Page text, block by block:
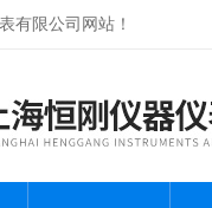
有限公司网站！